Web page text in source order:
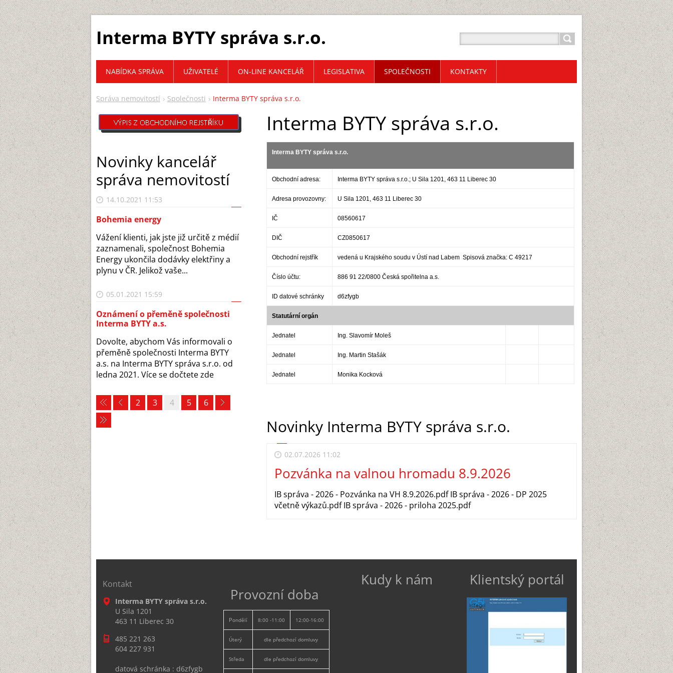
Interma BYTY správa s.r.o.
Správa nemovitostí Společnosti Interma BYTY správa s.r.o.
Interma BYTY správa s.r.o.
Interma BYTY správa s.r.o.
Obchodní adresa: Interma BYTY správa s.r.o.; U Sila 1201, 463 11 Liberec 30
Adresa provozovny: U Sila 1201, 463 11 Liberec 30
IČ 08560617
DIČ CZ0850617
Obchodní rejstřík vedená u Krajského soudu v Ústí nad Labem Spisová značka: C 49217
Číslo účtu: 886 91 22/0800 Česká spořitelna a.s.
ID datové schránky d6zfygb
Statutární orgán
Jednatel Ing. Slavomír Moleš
Jednatel Ing. Martin Stašák
Jednatel Monika Kocková
Novinky Interma BYTY správa s.r.o.
02.07.2026 11:02
Pozvánka na valnou hromadu 8.9.2026
IB správa - 2026 - Pozvánka na VH 8.9.2026.pdf IB správa - 2026 - DP 2025
včetně výkazů.pdf IB správa - 2026 - priloha 2025.pdf
Novinky kancelář
správa nemovitostí
14.10.2021 11:53
Bohemia energy
Vážení klienti, jak jste již určitě z médií
zaznamenali, společnost Bohemia
Energy ukončila dodávky elektřiny a
plynu v ČR. Jelikož vaše...
05.01.2021 15:59
Oznámení o přeměně společnosti
Interma BYTY a.s.
Dovolte, abychom Vás informovali o
přeměně společnosti Interma BYTY
a.s. na Interma BYTY správa s.r.o. od
ledna 2021. Více se dočtete zde
2 3 4 5 6
NABÍDKA SPRÁVA UŽIVATELÉ ON-LINE KANCELÁŘ LEGISLATIVA SPOLEČNOSTI KONTAKTY
Kontakt
Interma BYTY správa s.r.o.
U Sila 1201
463 11 Liberec 30
485 221 263
604 227 931
datová schránka : d6zfygb
Provozní doba
Pondělí 8:00 -11:00 12:00-16:00
Úterý dle předchozí domluvy
Středa dle předchozí domluvy
Kudy k nám Klientský portál